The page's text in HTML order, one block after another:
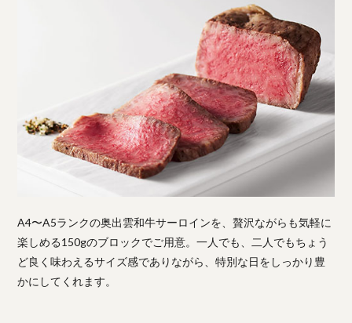
A4〜A5ランクの奥出雲和牛サーロインを、贅沢ながらも気軽に
楽しめる150gのブロックでご用意。一人でも、二人でもちょう
ど良く味わえるサイズ感でありながら、特別な日をしっかり豊
かにしてくれます。